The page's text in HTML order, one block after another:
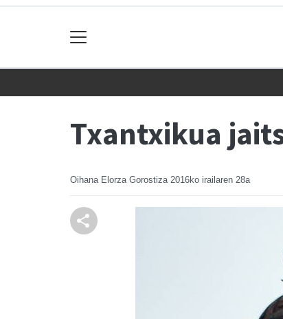
Txantxikua
Oihana Elorza Gorostiza 2016ko irailaren 28a